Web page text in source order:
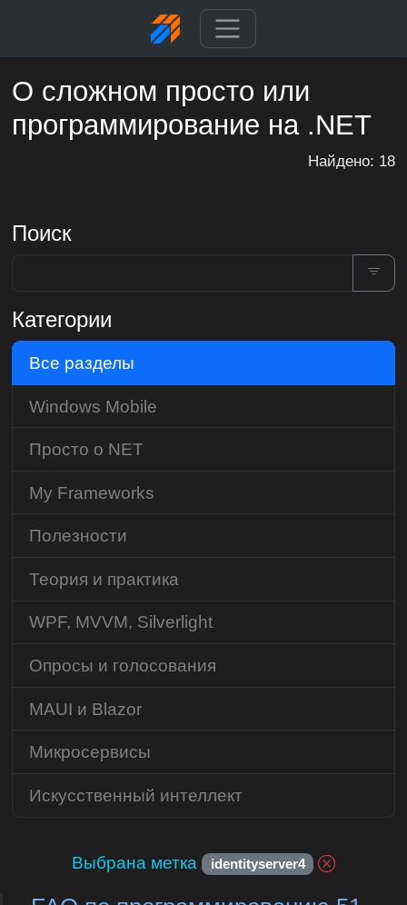
О сложном просто или
программирование на .NET
Найдено: 18
Выбрана метка identityserver4
Поиск
Категории
Все разделы
Windows Mobile
Просто о NET
My Frameworks
Полезности
Теория и практика
WPF, MVVM, Silverlight
Опросы и голосования
MAUI и Blazor
Микросервисы
Искусственный интеллект